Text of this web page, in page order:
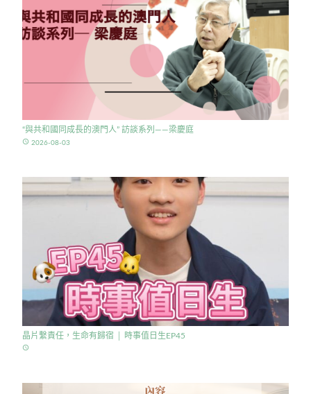
“與共和國同成長的澳門人” 訪談系列——梁慶庭
access_time 2026-08-03
晶片繫責任，生命有歸宿 │ 時事值日生EP45
access_time